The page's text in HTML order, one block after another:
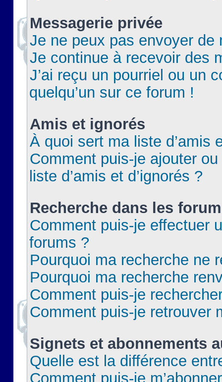
Messagerie privée
Je ne peux pas envoyer de
Je continue à recevoir des
J’ai reçu un pourriel ou un
quelqu’un sur ce forum !
Amis et ignorés
À quoi sert ma liste d’amis
Comment puis-je ajouter
liste d’amis et d’ignorés ?
Recherche dans les
Comment puis-je effectuer
forums ?
Pourquoi ma recherche ne
Pourquoi ma recherche
Comment puis-je
Comment puis-je retrouver
Signets et abonnements
Quelle est la différence
Comment puis-je